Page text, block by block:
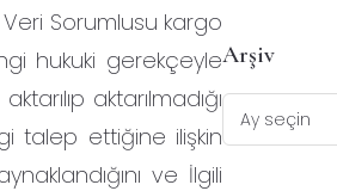
Veri Sorumlusu kargo
hukuki gerekçeyle
aktarılmadığı
talep ettiğine ilişkin
ve İlgili
Arşiv